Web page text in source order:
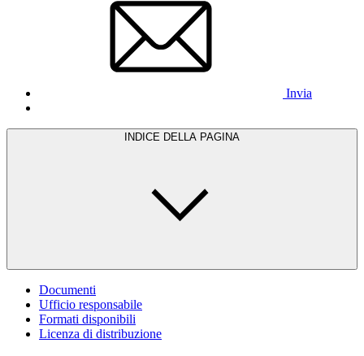
Invia
INDICE DELLA PAGINA
Documenti
Ufficio responsabile
Formati disponibili
Licenza di distribuzione